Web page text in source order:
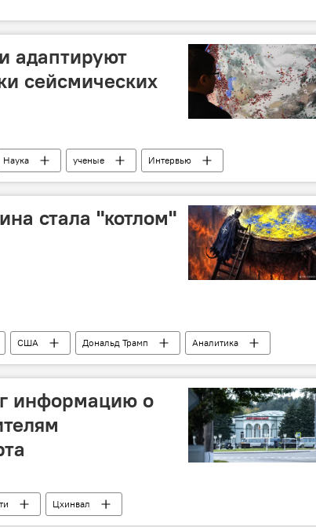
адаптируют
сейсмических
Наука ученые
Интервью
стала "котлом"
США Дональд Трамп
Аналитика
информацию о
Цхинвал